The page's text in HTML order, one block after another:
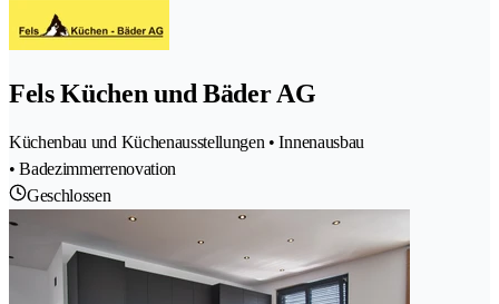
Fels Küchen und Bäder AG
Küchenbau und Küchenausstellungen • Innenausbau
• Badezimmerrenovation
Geschlossen